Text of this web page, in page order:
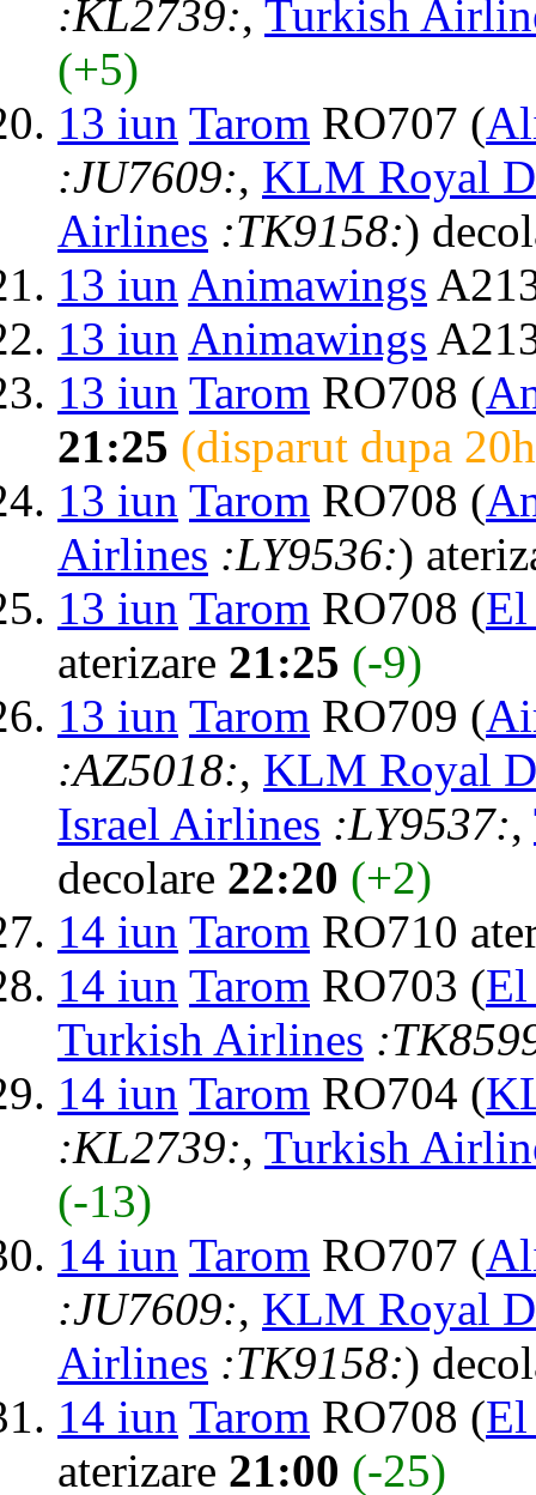
:KL2739:, Turkish
(+5)
13 iun Tarom RO707 (
:JU7609:, KLM Royal
Airlines :TK9158:)
13 iun Animawings
13 iun Animawings
13 iun Tarom RO708 (
21:25 (disparut dupa
13 iun Tarom RO708 (
Airlines :LY9536:)
13 iun Tarom RO708 (
aterizare 21:25 (-9)
13 iun Tarom RO709 (
:AZ5018:, KLM Royal
Israel Airlines :LY9537:,
decolare 22:20 (+2)
14 iun Tarom RO710
14 iun Tarom RO703 (
Turkish Airlines
14 iun Tarom RO704 (
:KL2739:, Turkish
(-13)
14 iun Tarom RO707 (
:JU7609:, KLM Royal
Airlines :TK9158:)
14 iun Tarom RO708 (
aterizare 21:00 (-25)